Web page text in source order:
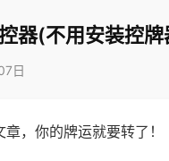
器(不用安装控牌
日
，你的牌运就要转了！